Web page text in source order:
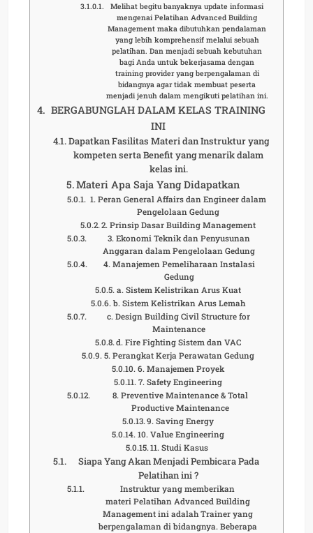
Melihat begitu banyaknya update informasi
mengenai Pelatihan Advanced Building
Management maka dibutuhkan pendalaman
yang lebih komprehensif melalui sebuah
pelatihan. Dan menjadi sebuah kebutuhan
bagi Anda untuk bekerjasama dengan
training provider yang berpengalaman di
bidangnya agar tidak membuat peserta
menjadi jenuh dalam mengikuti pelatihan ini.
BERGABUNGLAH DALAM KELAS TRAINING
INI
Dapatkan Fasilitas Materi dan Instruktur yang
kompeten serta Benefit yang menarik dalam
kelas ini.
Materi Apa Saja Yang Didapatkan
1. Peran General Affairs dan Engineer dalam
Pengelolaan Gedung
2. Prinsip Dasar Building Management
3. Ekonomi Teknik dan Penyusunan
Anggaran dalam Pengelolaan Gedung
4. Manajemen Pemeliharaan Instalasi
Gedung
a. Sistem Kelistrikan Arus Kuat
b. Sistem Kelistrikan Arus Lemah
c. Design Building Civil Structure for
Maintenance
d. Fire Fighting Sistem dan VAC
5. Perangkat Kerja Perawatan Gedung
6. Manajemen Proyek
7. Safety Engineering
8. Preventive Maintenance & Total
Productive Maintenance
9. Saving Energy
10. Value Engineering
11. Studi Kasus
Siapa Yang Akan Menjadi Pembicara Pada
Pelatihan ini ?
Instruktur yang memberikan
materi Pelatihan Advanced Building
Management ini adalah Trainer yang
berpengalaman di bidangnya. Beberapa